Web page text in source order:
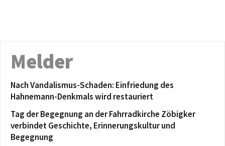
Melder
Nach Vandalismus-Schaden: Einfriedung des
Hahnemann-Denkmals wird restauriert
Tag der Begegnung an der Fahrradkirche Zöbigker
verbindet Geschichte, Erinnerungskultur und
Begegnung